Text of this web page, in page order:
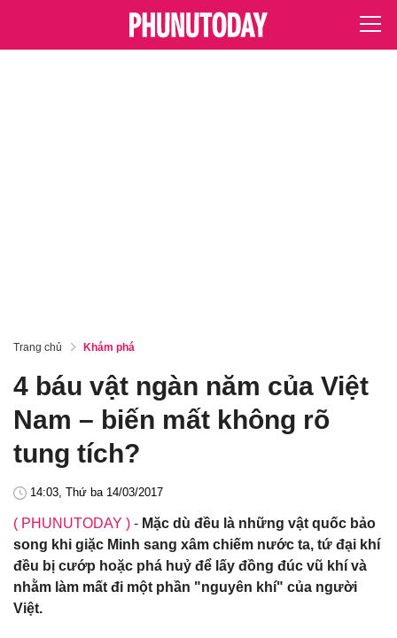
Trang chủ Khám phá
4 báu vật ngàn năm của Việt
Nam – biến mất không rõ
tung tích?
14:03, Thứ ba 14/03/2017
( PHUNUTODAY ) - Mặc dù đều là những vật quốc bảo
song khi giặc Minh sang xâm chiếm nước ta, tứ đại khí
đều bị cướp hoặc phá huỷ để lấy đồng đúc vũ khí và
nhằm làm mất đi một phần "nguyên khí" của người
Việt.